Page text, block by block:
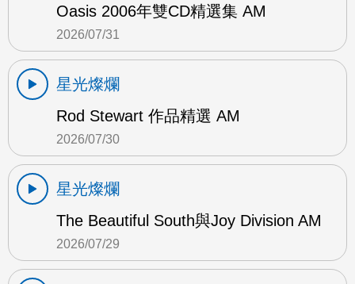
Oasis 2006年雙CD精選集 AM
2026/07/31
星光燦爛
Rod Stewart 作品精選 AM
2026/07/30
星光燦爛
The Beautiful South與Joy Division AM
2026/07/29